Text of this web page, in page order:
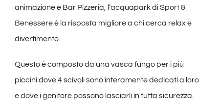
animazione e Bar Pizzeria, l’acquapark di Sport &
Benessere è la risposta migliore a chi cerca relax e
divertimento.
Questo è composto da una vasca fungo per i più
piccini dove 4 scivoli sono interamente dedicati a loro
e dove i genitore possono lasciarli in tutta sicurezza.